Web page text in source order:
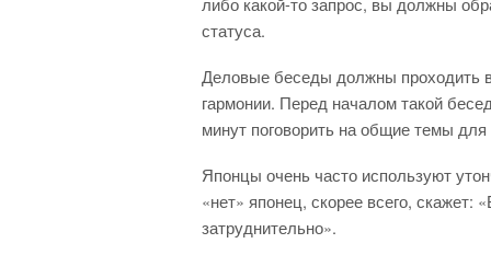
статуса.
Деловые беседы должны проходить
гармонии. Перед началом такой
минут поговорить на общие темы для
Японцы очень часто используют
«нет» японец, скорее всего, скажет:
затруднительно».